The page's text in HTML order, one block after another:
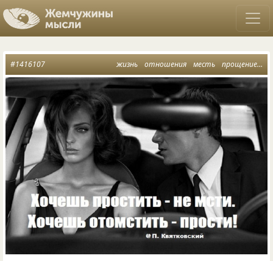
жизнь отношения месть прощение
#1416107